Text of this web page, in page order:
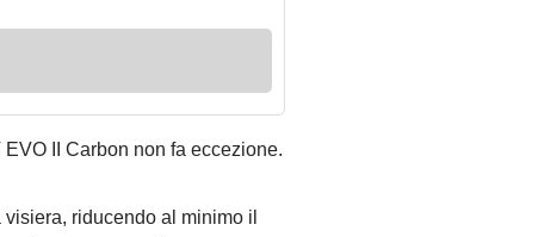
II Carbon non fa eccezione.
riducendo al minimo il